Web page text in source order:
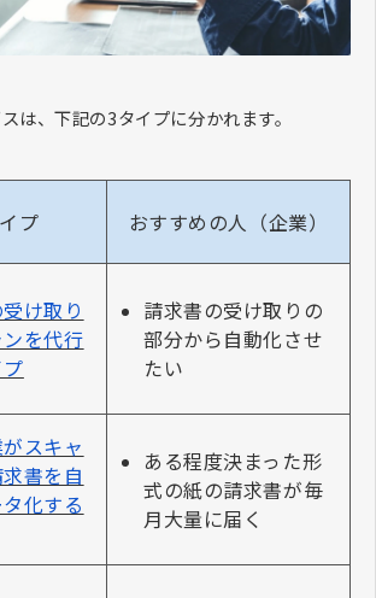
は、下記の3タイプに分かれます。
プ おすすめの人（企業）
け取り
を代行
請求書の受け取りの
部分から自動化させ
たい
スキャ
書を自
化する
ある程度決まった形
式の紙の請求書が毎
月大量に届く